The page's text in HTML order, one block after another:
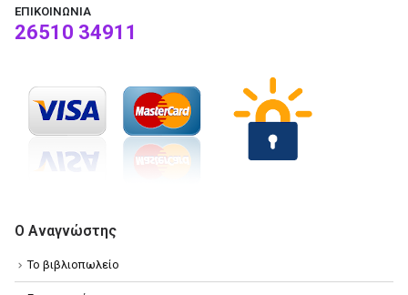
ΕΠΙΚΟΙΝΩΝΊΑ
26510 34911
Ο Αναγνώστης
Το βιβλιοπωλείο